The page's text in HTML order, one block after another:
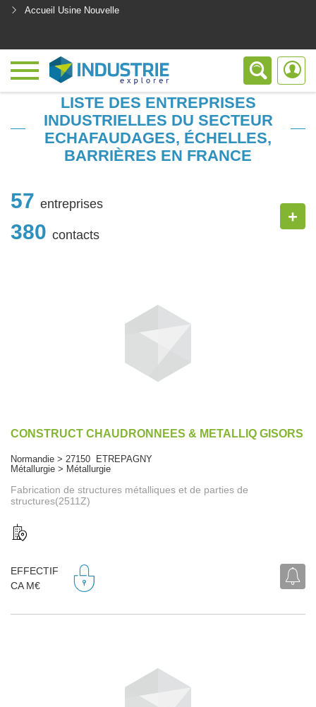
Accueil Usine Nouvelle
LISTE DES ENTREPRISES
INDUSTRIELLES DU SECTEUR
ECHAFAUDAGES, ÉCHELLES,
BARRIÈRES EN FRANCE
57 entreprises
380 contacts
+
CONSTRUCT CHAUDRONNEES & METALLIQ GISORS
Normandie > 27150 ETREPAGNY
Métallurgie > Métallurgie
Fabrication de structures métalliques et de parties de
structures(2511Z)
EFFECTIF
CA M€